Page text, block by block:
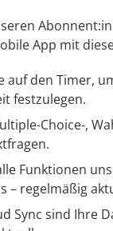
App mit
auf den Timer,
festzulegen.
Choice-,
Funktionen
– regelmäßig
Sync sind Ihre